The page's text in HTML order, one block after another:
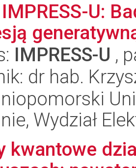
IMPRESS-U:
IMPRESS-U ,
dr hab.
Wydział
kwantowe